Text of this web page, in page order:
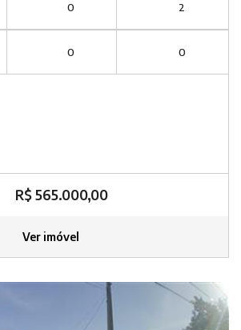
0 2
0 0
R$ 565.000,00
Ver imóvel